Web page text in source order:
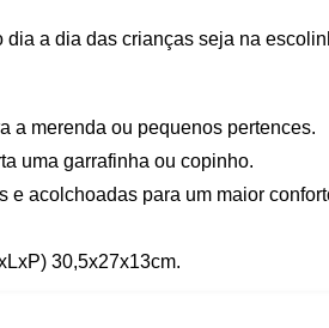
dia a dia das crianças seja na
a merenda ou pequenos pertences.
uma garrafinha ou copinho.
e acolchoadas para um maior
30,5x27x13cm.